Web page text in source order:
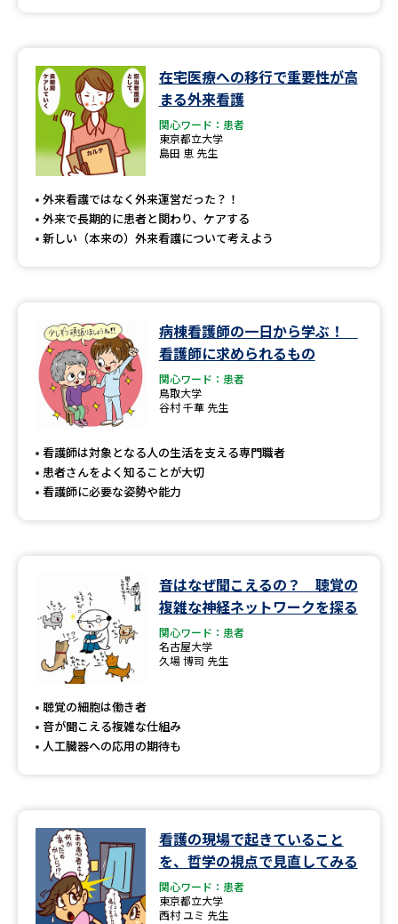
在宅医療への移行で重要性が高
まる外来看護
関心ワード：患者
東京都立大学
島田 恵 先生
外来看護ではなく外来運営だった？！
外来で長期的に患者と関わり、ケアする
新しい（本来の）外来看護について考えよう
病棟看護師の一日から学ぶ！
看護師に求められるもの
関心ワード：患者
鳥取大学
谷村 千華 先生
看護師は対象となる人の生活を支える専門職者
患者さんをよく知ることが大切
看護師に必要な姿勢や能力
音はなぜ聞こえるの？ 聴覚の
複雑な神経ネットワークを探る
関心ワード：患者
名古屋大学
久場 博司 先生
聴覚の細胞は働き者
音が聞こえる複雑な仕組み
人工臓器への応用の期待も
看護の現場で起きていること
を、哲学の視点で見直してみる
関心ワード：患者
東京都立大学
西村 ユミ 先生